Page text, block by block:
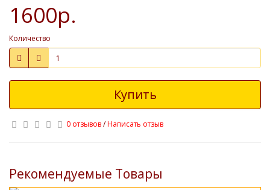
1600р.
Количество
Купить
0 отзывов/Написать отзыв
Рекомендуемые Товары